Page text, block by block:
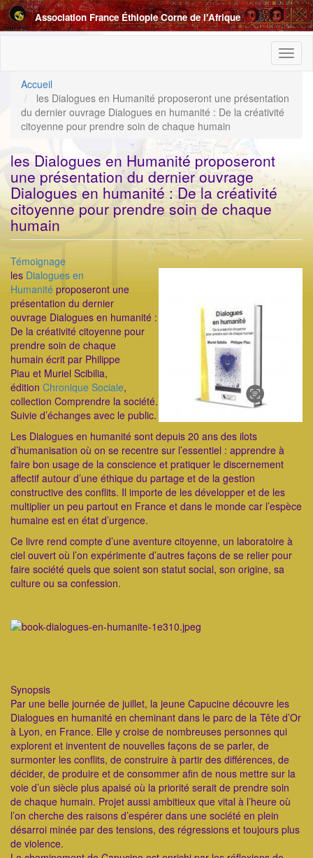
Aller
au
contenu
Association France Éthiopie Corne de l'Afrique
Accueil
les Dialogues en Humanité proposeront une présentation
du dernier ouvrage Dialogues en humanité : De la créativité
citoyenne pour prendre soin de chaque humain
les Dialogues en Humanité proposeront
une présentation du dernier ouvrage
Dialogues en humanité : De la créativité
citoyenne pour prendre soin de chaque
humain
Catégorie
Témoignage
les Dialogues en
Humanité proposeront une
présentation du dernier
ouvrage Dialogues en humanité :
De la créativité citoyenne pour
prendre soin de chaque
humain écrit par Philippe
Piau et Muriel Scibilia,
édition Chronique Sociale,
collection Comprendre la société.
Suivie d’échanges avec le public.
Les Dialogues en humanité sont depuis 20 ans des ilots
d’humanisation où on se recentre sur l’essentiel : apprendre à
faire bon usage de la conscience et pratiquer le discernement
affectif autour d’une éthique du partage et de la gestion
constructive des conflits. Il importe de les développer et de les
multiplier un peu partout en France et dans le monde car l’espèce
humaine est en état d’urgence.
Ce livre rend compte d’une aventure citoyenne, un laboratoire à
ciel ouvert où l’on expérimente d’autres façons de se relier pour
faire société quels que soient son statut social, son origine, sa
culture ou sa confession.
Synopsis
Par une belle journée de juillet, la jeune Capucine découvre les
Dialogues en humanité en cheminant dans le parc de la Tête d’Or
à Lyon, en France. Elle y croise de nombreuses personnes qui
explorent et inventent de nouvelles façons de se parler, de
surmonter les conflits, de construire à partir des différences, de
décider, de produire et de consommer afin de nous mettre sur la
voie d’un siècle plus apaisé où la priorité serait de prendre soin
de chaque humain. Projet aussi ambitieux que vital à l’heure où
l’on cherche des raisons d’espérer dans une société en plein
désarroi minée par des tensions, des régressions et toujours plus
de violence.